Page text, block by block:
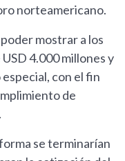
norteamericano.
mostrar a los
4.000 millones y
con el fin
de
se terminarían